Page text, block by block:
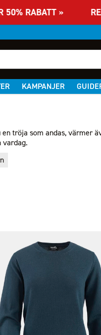
RABATT »
KAMPANJER
tröja som andas, värmer
vardag.